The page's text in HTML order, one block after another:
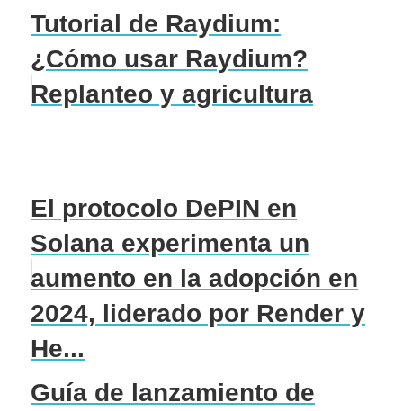
Tutorial de Raydium:
¿Cómo usar Raydium?
Replanteo y agricultura
El protocolo DePIN en
Solana experimenta un
aumento en la adopción en
2024, liderado por Render y
He...
Guía de lanzamiento de